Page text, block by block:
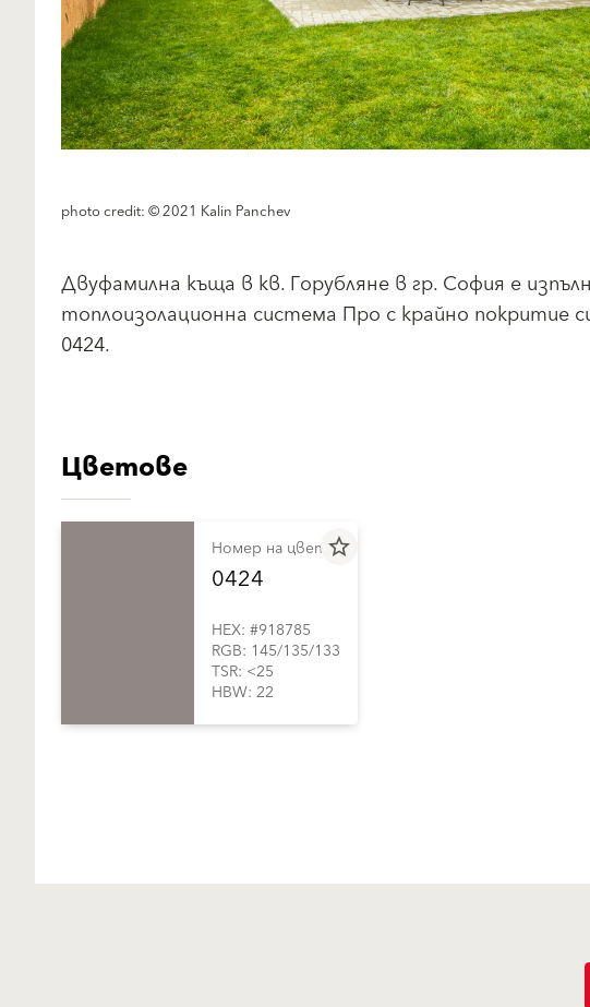
photo credit: © 2021 Kalin Panchev
Двуфамилна къща в кв. Горубляне в гр. София е
топлоизолационна система Про с крайно покритие
0424.
Цветове
star_border
Номер на цвета
0424
HEX: #918785
RGB: 145/135/133
TSR: <25
HBW: 22